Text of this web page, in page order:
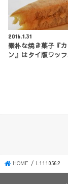
2016.1.31
素朴な焼き菓子『
ン』はタイ版ワッ
HOME L1110562